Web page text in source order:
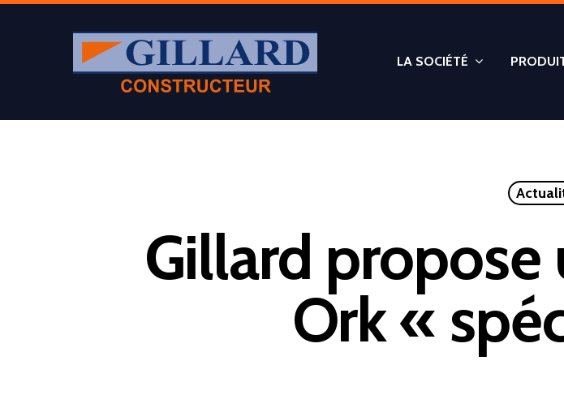
Appuyer sur Entrer ou ESC pour fermer
LA SOCIÉTÉ
Gillard
Ork «